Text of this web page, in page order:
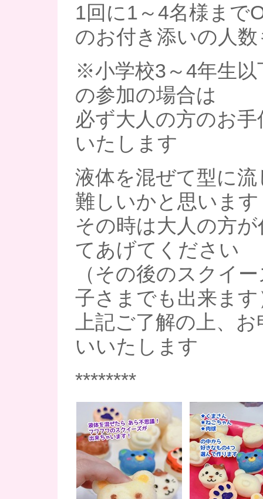
1回に1～4名様まで
のお付き添いの人
※小学校3～4年生
の参加の場合は
必ず大人の方のお
いたします
液体を混ぜて型に
難しいかと思います
その時は大人の方
てあげてください
（その後のスクイ
子さまでも出来ます
上記ご了解の上、
いいたします
********